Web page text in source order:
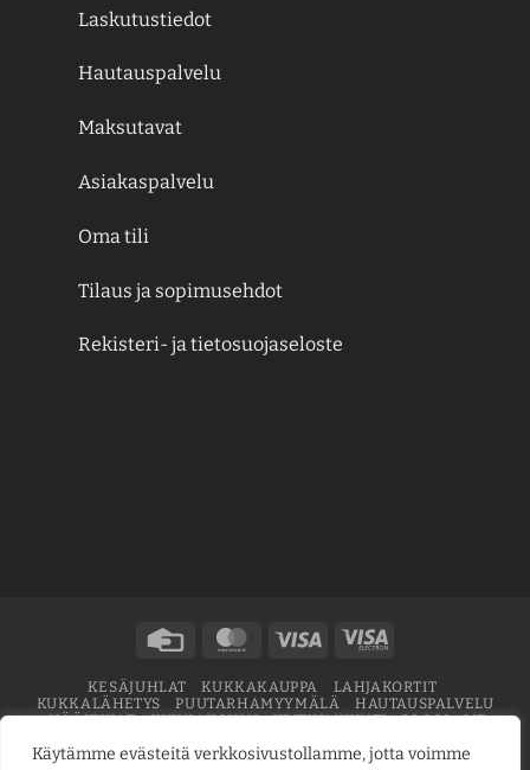
Käytämme evästeitä verkkosivustollamme, jotta voimme
Laskutustiedot
Hautauspalvelu
Maksutavat
Asiakaspalvelu
Oma tili
Tilaus ja sopimusehdot
Rekisteri- ja tietosuojaseloste
Credit
MasterCard
Visa
Visa
KESÄJUHLAT KUKKAKAUPPA
LAHJAKORTIT
KUKKALÄHETYS
PUUTARHAMYYMÄLÄ
HAUTAUSPALVELU
HÄÄKUKAT
KUKKAKOULU YRITYSMYYNTI BLOGI ME
Copyright © 2026jarvenpaankukkatalo.fi